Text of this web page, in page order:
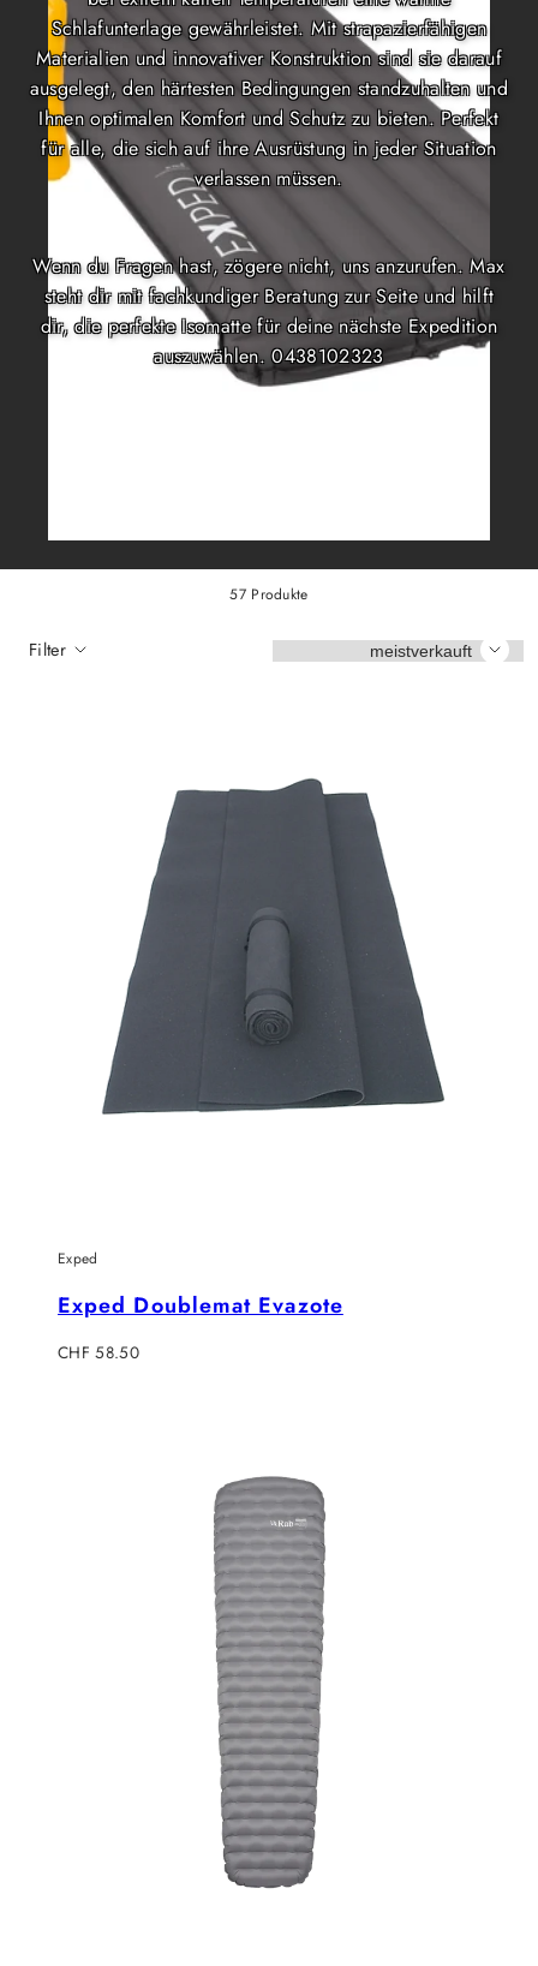
Schlafunterlage gewährleistet. Mit strapazierfähigen
Materialien und innovativer Konstruktion sind sie darauf
ausgelegt, den härtesten Bedingungen standzuhalten und
Ihnen optimalen Komfort und Schutz zu bieten. Perfekt
für alle, die sich auf ihre Ausrüstung in jeder Situation
verlassen müssen.
Wenn du Fragen hast, zögere nicht, uns anzurufen. Max
steht dir mit fachkundiger Beratung zur Seite und hilft
dir, die perfekte Isomatte für deine nächste Expedition
auszuwählen. 0438102323
57 Produkte
Filter Sortieren
Exped
Exped Doublemat Evazote
Verkaufspreis
CHF 58.50